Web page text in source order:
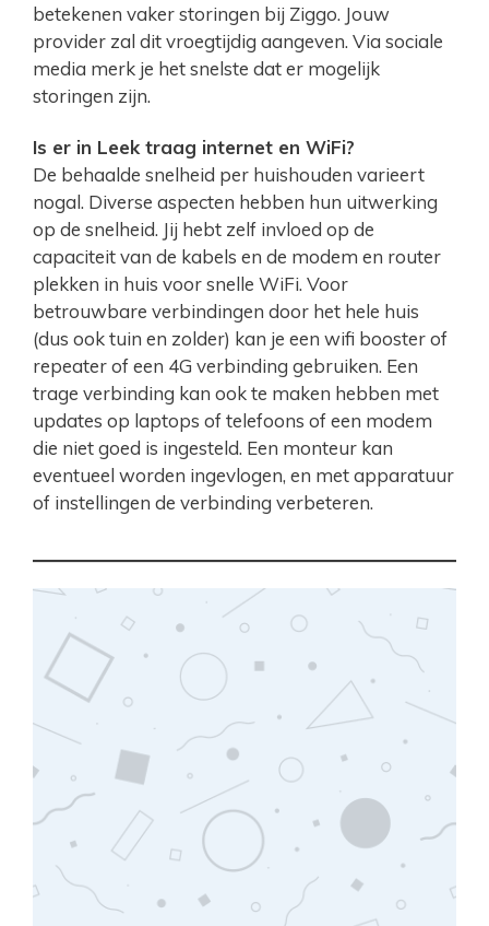
betekenen vaker storingen bij Ziggo. Jouw
provider zal dit vroegtijdig aangeven. Via sociale
media merk je het snelste dat er mogelijk
storingen zijn.
Is er in Leek traag internet en WiFi?
De behaalde snelheid per huishouden varieert
nogal. Diverse aspecten hebben hun uitwerking
op de snelheid. Jij hebt zelf invloed op de
capaciteit van de kabels en de modem en router
plekken in huis voor snelle WiFi. Voor
betrouwbare verbindingen door het hele huis
(dus ook tuin en zolder) kan je een wifi booster of
repeater of een 4G verbinding gebruiken. Een
trage verbinding kan ook te maken hebben met
updates op laptops of telefoons of een modem
die niet goed is ingesteld. Een monteur kan
eventueel worden ingevlogen, en met apparatuur
of instellingen de verbinding verbeteren.